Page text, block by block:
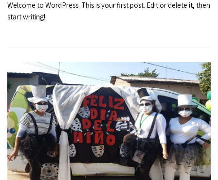
Welcome to WordPress. This is your first post. Edit or delete it, then
start writing!